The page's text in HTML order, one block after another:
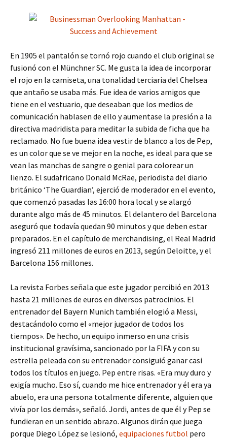
En 1905 el pantalón se tornó rojo cuando el club original se
fusionó con el Münchner SC. Me gusta la idea de incorporar
el rojo en la camiseta, una tonalidad terciaria del Chelsea
que antaño se usaba más. Fue idea de varios amigos que
tiene en el vestuario, que deseaban que los medios de
comunicación hablasen de ello y aumentase la presión a la
directiva madridista para meditar la subida de ficha que ha
reclamado. No fue buena idea vestir de blanco a los de Pep,
es un color que se ve mejor en la noche, es ideal para que se
vean las manchas de sangre o genial para colorear un
lienzo. El sudafricano Donald McRae, periodista del diario
británico ‘The Guardian’, ejerció de moderador en el evento,
que comenzó pasadas las 16:00 hora local y se alargó
durante algo más de 45 minutos. El delantero del Barcelona
aseguró que todavía quedan 90 minutos y que deben estar
preparados. En el capítulo de merchandising, el Real Madrid
ingresó 211 millones de euros en 2013, según Deloitte, y el
Barcelona 156 millones.
La revista Forbes señala que este jugador percibió en 2013
hasta 21 millones de euros en diversos patrocinios. El
entrenador del Bayern Munich también elogió a Messi,
destacándolo como el «mejor jugador de todos los
tiempos». De hecho, un equipo inmerso en una crisis
institucional gravísima, sancionado por la FIFA y con su
estrella peleada con su entrenador consiguió ganar casi
todos los títulos en juego. Pep entre risas. «Era muy duro y
exigía mucho. Eso sí, cuando me hice entrenador y él era ya
abuelo, era una persona totalmente diferente, alguien que
vivía por los demás», señaló. Jordi, antes de que él y Pep se
fundieran en un sentido abrazo. Algunos dirán que juega
porque Diego López se lesionó, equipaciones futbol pero